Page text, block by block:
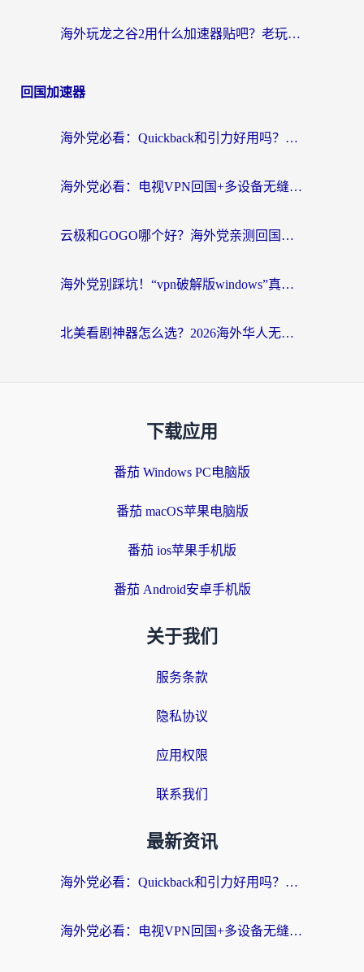
海外玩龙之谷2用什么加速器贴吧？老玩家实测推荐，附新加坡猎魂觉醒国外剑与远征加速攻略
回国加速器
海外党必看：Quickback和引力好用吗？3分钟搞懂回国加速器怎么选
海外党必看：电视VPN回国+多设备无缝访问国内资源的实用指南
云极和GOGO哪个好？海外党亲测回国加速器选择指南（附iOS免费&Windows VPN实用技巧）
海外党别踩坑！“vpn破解版windows”真的能用？教你选对回国加速器无缝刷国内资源
北美看剧神器怎么选？2026海外华人无缝访问国内资源全攻略
下载应用
番茄 Windows PC电脑版
番茄 macOS苹果电脑版
番茄 ios苹果手机版
番茄 Android安卓手机版
关于我们
服务条款
隐私协议
应用权限
联系我们
最新资讯
海外党必看：Quickback和引力好用吗？3分钟搞懂回国加速器怎么选
海外党必看：电视VPN回国+多设备无缝访问国内资源的实用指南